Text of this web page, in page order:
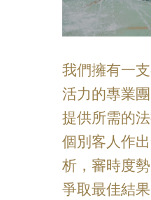
我們擁有一
活力的專業
提供所需的
個別客人作
析，審時度
爭取最佳結果